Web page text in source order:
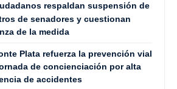
respaldan suspensión de
de senadores y cuestionan
de la medida
Plata refuerza la prevención vial
de concienciación por alta
de accidentes